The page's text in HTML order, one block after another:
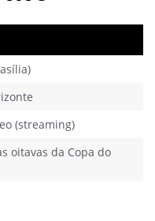
(streaming)
oitavas da Copa do